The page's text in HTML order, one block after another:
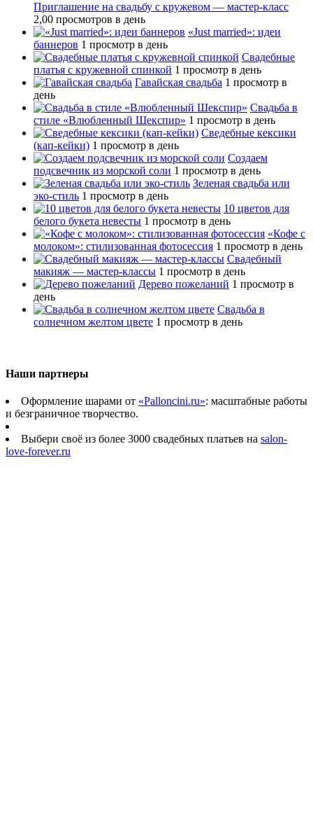
Приглашение на свадьбу с кружевом — мастер-класс
2,00 просмотров в день
«Just married»: идеи
баннеров 1 просмотр в день
Свадебные
платья с кружевной спинкой 1 просмотр в день
Гавайская свадьба 1 просмотр в
день
Свадьба в
стиле «Влюбленный Шекспир» 1 просмотр в день
Сведебные кексики
(кап-кейки) 1 просмотр в день
Создаем
подсвечник из морской соли 1 просмотр в день
Зеленая свадьба или
эко-стиль 1 просмотр в день
10 цветов для
белого букета невесты 1 просмотр в день
«Кофе с
молоком»: стилизованная фотосессия 1 просмотр в день
Свадебный
макияж — мастер-классы 1 просмотр в день
Дерево пожеланий 1 просмотр в
день
Свадьба в
солнечном желтом цвете 1 просмотр в день
Наши партнеры
Оформление шарами от «Palloncini.ru»: масштабные работы
и безграничное творчество.
Выбери своё из более 3000 свадебных платьев на salon-
love-forever.ru